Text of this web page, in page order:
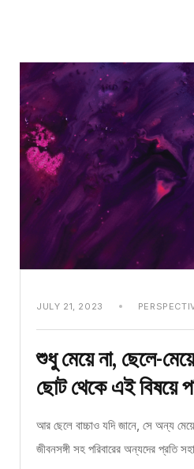
JULY 21, 2023
শুধু মেয়ে না, ছেলে-
ছোট থেকে এই বিষয়ে
আর ছেলে বাচ্চাও যদি জানে, সে অন্য
জীবনসঙ্গী সহ পরিবারের অন্যদের প্রতি